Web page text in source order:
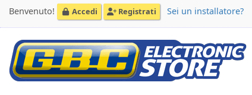
Benvenuto! Accedi Registrati Sei un installatore?